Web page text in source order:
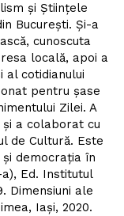
și Științele
București. Și-a
cunoscuta
locală, apoi a
al cotidianului
pentru șase
Zilei. A
a colaborat cu
de Cultură. Este
democrația în
Ed. Institutul
Dimensiuni ale
Iași, 2020.